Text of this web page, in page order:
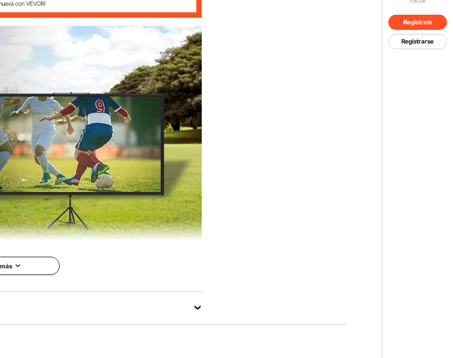
Regístrate
Registrarse
x 76 cm
250 cm (Ajustable)
kg
16:9 y ángulo de
proporciona
VEVOR es una marca profesional
herramientas. Junto con miles de